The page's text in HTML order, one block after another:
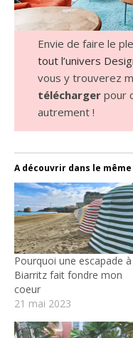
Envie de faire le
tout l’univers
vous y trouverez
téléchargerpour
autrement !
A découvrir dans le
Pourquoi une escapade à
Biarritz fait fondre mon
coeur
21 mai 2023